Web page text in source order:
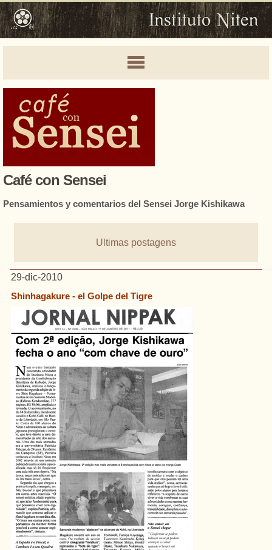
Café con Sensei
Pensamientos y comentarios del Sensei Jorge Kishikawa
Ultimas postagens
29-dic-2010
Shinhagakure - el Golpe del Tigre